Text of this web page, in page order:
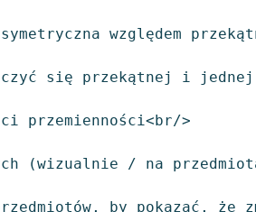
względem
się przekątnej i
przemienności<br/>
(wizualnie / na
by pokazać, że